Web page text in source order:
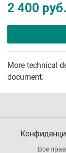
2 400 руб.
More technical
document.
Все